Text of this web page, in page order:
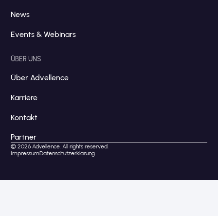
News
Events & Webinars
ÜBER UNS
Über Advellence
Karriere
Kontakt
Partner
© 2026 Advellence. All rights reserved.
ImpressumDatenschutzerklärung